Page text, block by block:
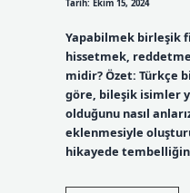
Tarih: Ekim 15, 2024
Yapabilmek birleşik
hissetmek,
midir? Özet: Türkçe
göre, bileşik isimler
olduğunu nasıl
eklenmesiyle
hikayede